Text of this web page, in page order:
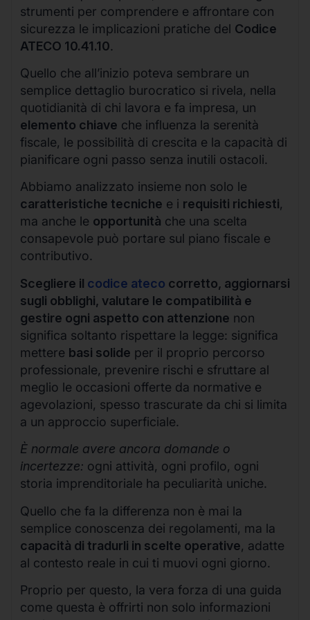
strumenti per comprendere e affrontare con
sicurezza le implicazioni pratiche del Codice
ATECO 10.41.10.
Quello che all’inizio poteva sembrare un
semplice dettaglio burocratico si rivela, nella
quotidianità di chi lavora e fa impresa, un
elemento chiave che influenza la serenità
fiscale, le possibilità di crescita e la capacità di
pianificare ogni passo senza inutili ostacoli.
Abbiamo analizzato insieme non solo le
caratteristiche tecniche e i requisiti richiesti,
ma anche le opportunità che una scelta
consapevole può portare sul piano fiscale e
contributivo.
Scegliere il codice ateco corretto, aggiornarsi
sugli obblighi, valutare le compatibilità e
gestire ogni aspetto con attenzione non
significa soltanto rispettare la legge: significa
mettere basi solide per il proprio percorso
professionale, prevenire rischi e sfruttare al
meglio le occasioni offerte da normative e
agevolazioni, spesso trascurate da chi si limita
a un approccio superficiale.
È normale avere ancora domande o
incertezze: ogni attività, ogni profilo, ogni
storia imprenditoriale ha peculiarità uniche.
Quello che fa la differenza non è mai la
semplice conoscenza dei regolamenti, ma la
capacità di tradurli in scelte operative, adatte
al contesto reale in cui ti muovi ogni giorno.
Proprio per questo, la vera forza di una guida
come questa è offrirti non solo informazioni